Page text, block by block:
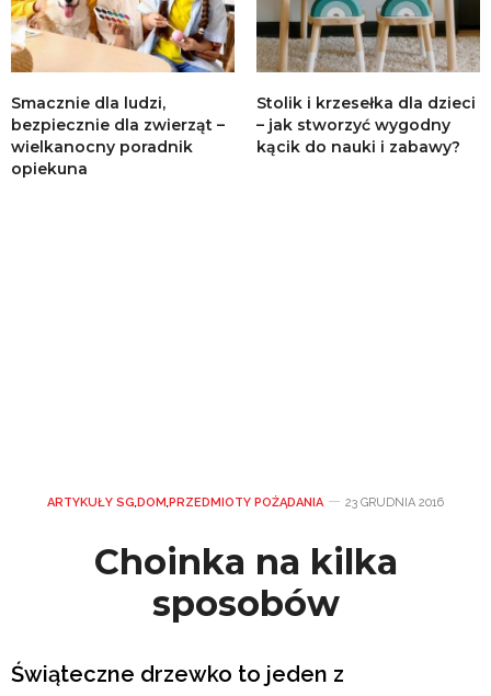
Smacznie dla ludzi,
bezpiecznie dla zwierząt –
wielkanocny poradnik
opiekuna
Stolik i krzesełka dla dzieci
– jak stworzyć wygodny
kącik do nauki i zabawy?
ARTYKUŁY SG,DOM,PRZEDMIOTY POŻĄDANIA 23 GRUDNIA 2016
Choinka na kilka
sposobów
Świąteczne drzewko to jeden z